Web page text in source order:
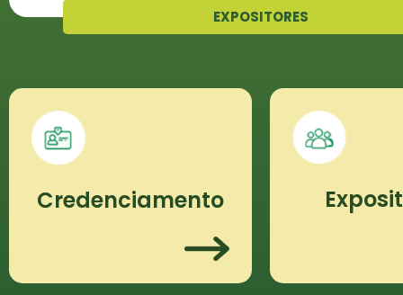
EXPOSITORES
Credenciamento